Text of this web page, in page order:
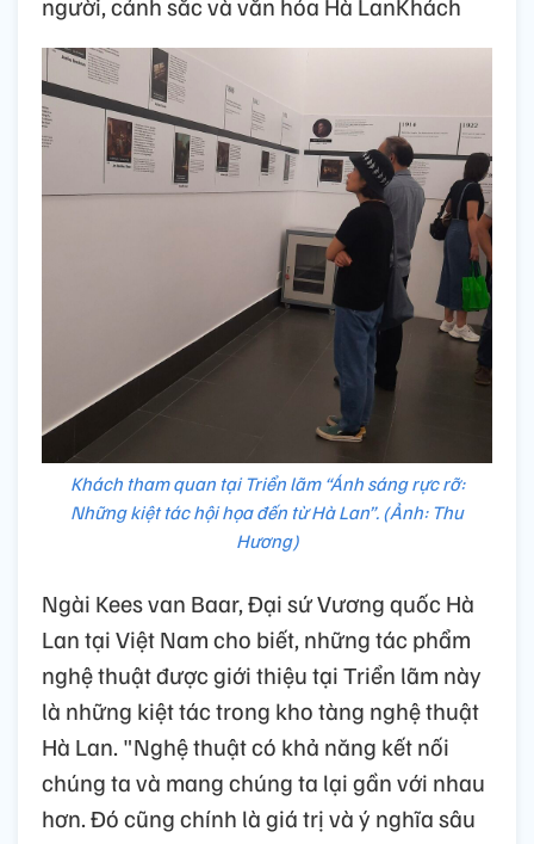
Khách tham quan tại Triển lãm “Ánh sáng rực rỡ:
Những kiệt tác hội họa đến từ Hà Lan”. (Ảnh: Thu
Hương)
Ngài Kees van Baar, Đại sứ Vương quốc Hà
Lan tại Việt Nam cho biết, những tác phẩm
nghệ thuật được giới thiệu tại Triển lãm này
là những kiệt tác trong kho tàng nghệ thuật
Hà Lan. "Nghệ thuật có khả năng kết nối
chúng ta và mang chúng ta lại gần với nhau
hơn. Đó cũng chính là giá trị và ý nghĩa sâu